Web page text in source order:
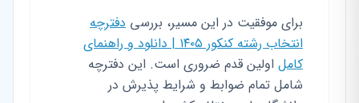
برای موفقیت در این مسیر، بررسی دفترچه
انتخاب رشته کنکور ۱۴۰۵ | دانلود و راهنمای
کامل اولین قدم ضروری است. این دفترچه
شامل تمام ضوابط و شرایط پذیرش در